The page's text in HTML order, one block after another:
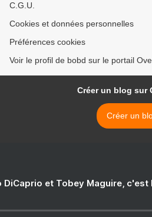
C.G.U.
Cookies et données personnelles
Préférences cookies
Voir le profil de bobd sur le portail
Créer un blog sur
Créer un
DiCaprio et Tobey Maguire,